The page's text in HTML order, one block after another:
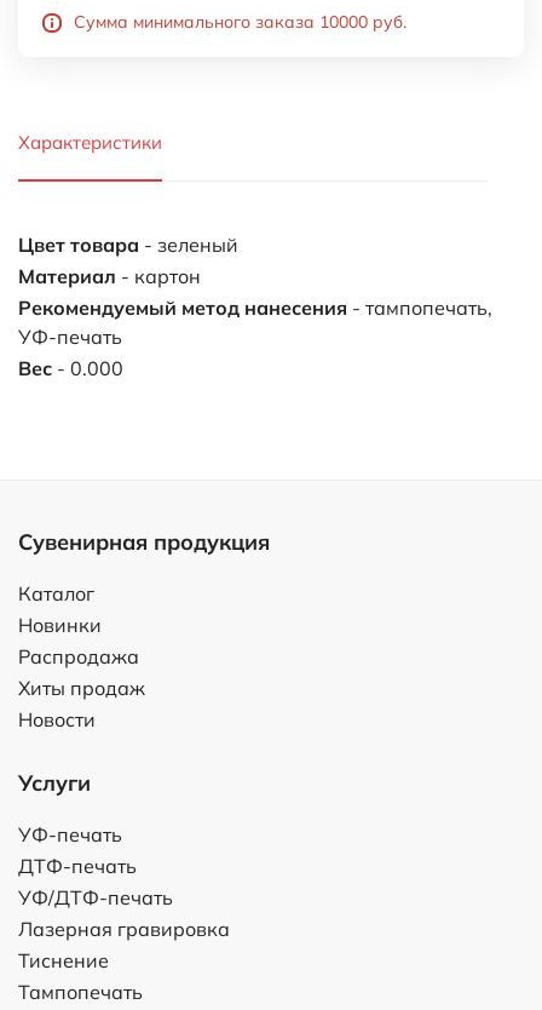
Сумма минимального заказа 10000 руб.
Характеристики
Цвет товара - зеленый
Материал - картон
Рекомендуемый метод нанесения - тампопечать,
УФ-печать
Вес - 0.000
Сувенирная продукция
Каталог
Новинки
Распродажа
Хиты продаж
Новости
Услуги
УФ-печать
ДТФ-печать
УФ/ДТФ-печать
Лазерная гравировка
Тиснение
Тампопечать